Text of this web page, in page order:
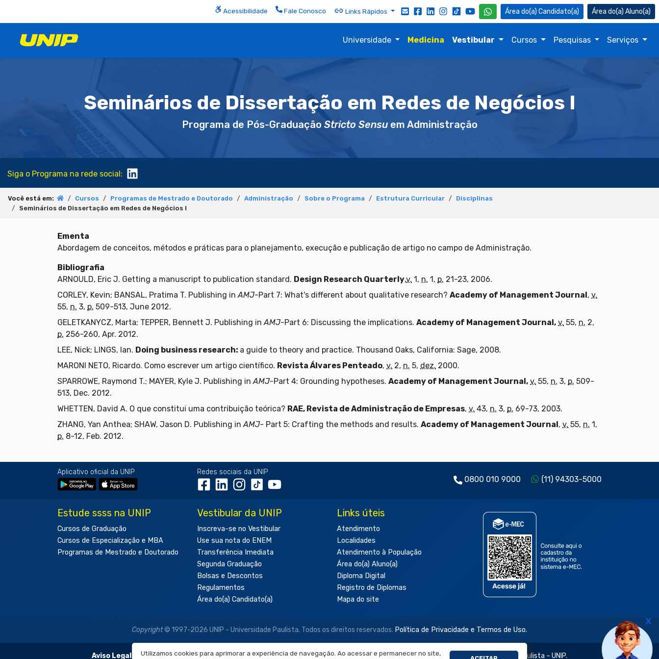
Utilizamos cookies para aprimorar a experiência de navegação. Ao acessar e permanecer no site,
Acessibilidade Fale Conosco Links Rápidos Candidato(a) Aluno(a)
Universidade Medicina Vestibular Cursos Pesquisas Serviços
Seminários de Dissertação em Redes de Negócios I
Programa de Pós-Graduação Stricto Sensuem Administração
Siga o Programa na rede social:
Você está em: Cursos Programas de Mestrado e Doutorado Administração Sobre o Programa Estrutura Curricular
Disciplinas
Seminários de Dissertação em Redes de Negócios I
Ementa
Abordagem de conceitos, métodos e práticas para o planejamento, execução e publicação de artigo no campo de Administração.
Bibliografia
ARNOULD, Eric J. Getting a manuscript to publication standard. Design Research Quarterly,v. 1, n. 1, p. 21-23, 2006.
CORLEY, Kevin; BANSAL, Pratima T. Publishing in AMJ-Part 7: What's different about qualitative research? Academy of Management Journal, v.
55, n. 3, p. 509-513, June 2012.
GELETKANYCZ, Marta; TEPPER, Bennett J. Publishing in AMJ-Part 6: Discussing the implications. Academy of Management Journal, v. 55, n. 2,
p. 256-260, Apr. 2012.
LEE, Nick; LINGS, Ian. Doing business research: a guide to theory and practice. Thousand Oaks, California: Sage, 2008.
MARONI NETO, Ricardo. Como escrever um artigo científico. Revista Álvares Penteado, v. 2, n. 5, dez. 2000.
SPARROWE, Raymond T.; MAYER, Kyle J. Publishing in AMJ-Part 4: Grounding hypotheses. Academy of Management Journal, v. 55, n. 3, p. 509-
513, Dec. 2012.
WHETTEN, David A. O que constitui uma contribuição teórica? RAE, Revista de Administração de Empresas, v. 43, n. 3, p. 69-73, 2003.
ZHANG, Yan Anthea; SHAW, Jason D. Publishing in AMJ- Part 5: Crafting the methods and results. Academy of Management Journal, v. 55, n. 1,
p. 8-12, Feb. 2012.
Aplicativo oficial da UNIP Redes sociais da UNIP
0800 010 9000 (11) 94303-5000
Estude ssss na UNIP
Cursos de Graduação
Cursos de Especialização e MBA
Programas de Mestrado e Doutorado
Vestibular da UNIP
Inscreva-se no Vestibular
Use sua nota do ENEM
Transferência Imediata
Segunda Graduação
Bolsas e Descontos
Regulamentos
Área do(a) Candidato(a)
Links úteis
Atendimento
Localidades
Atendimento à População
Área do(a) Aluno(a)
Diploma Digital
Registro de Diplomas
Mapa do site
Copyright© 1997-2026 UNIP - Universidade Paulista. Todos os direitos reservados. Política de Privacidade e Termos de Uso.
Aviso Legal: As imagens disponibilizadas neste site são de uso exclusivo institucional do Sistema de Ensino Objetivo e da Universidade Paulista – UNIP.
X